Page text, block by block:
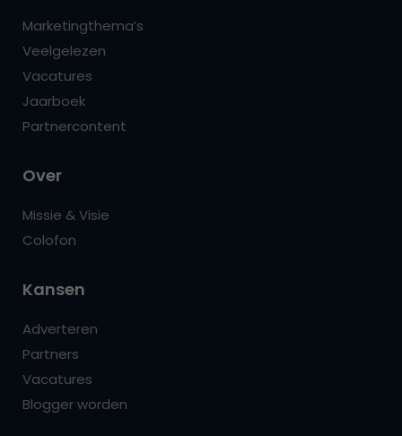
Marketingthema’s
Veelgelezen
Vacatures
Jaarboek
Partnercontent
Over
Missie & Visie
Colofon
Kansen
Adverteren
Partners
Vacatures
Blogger worden